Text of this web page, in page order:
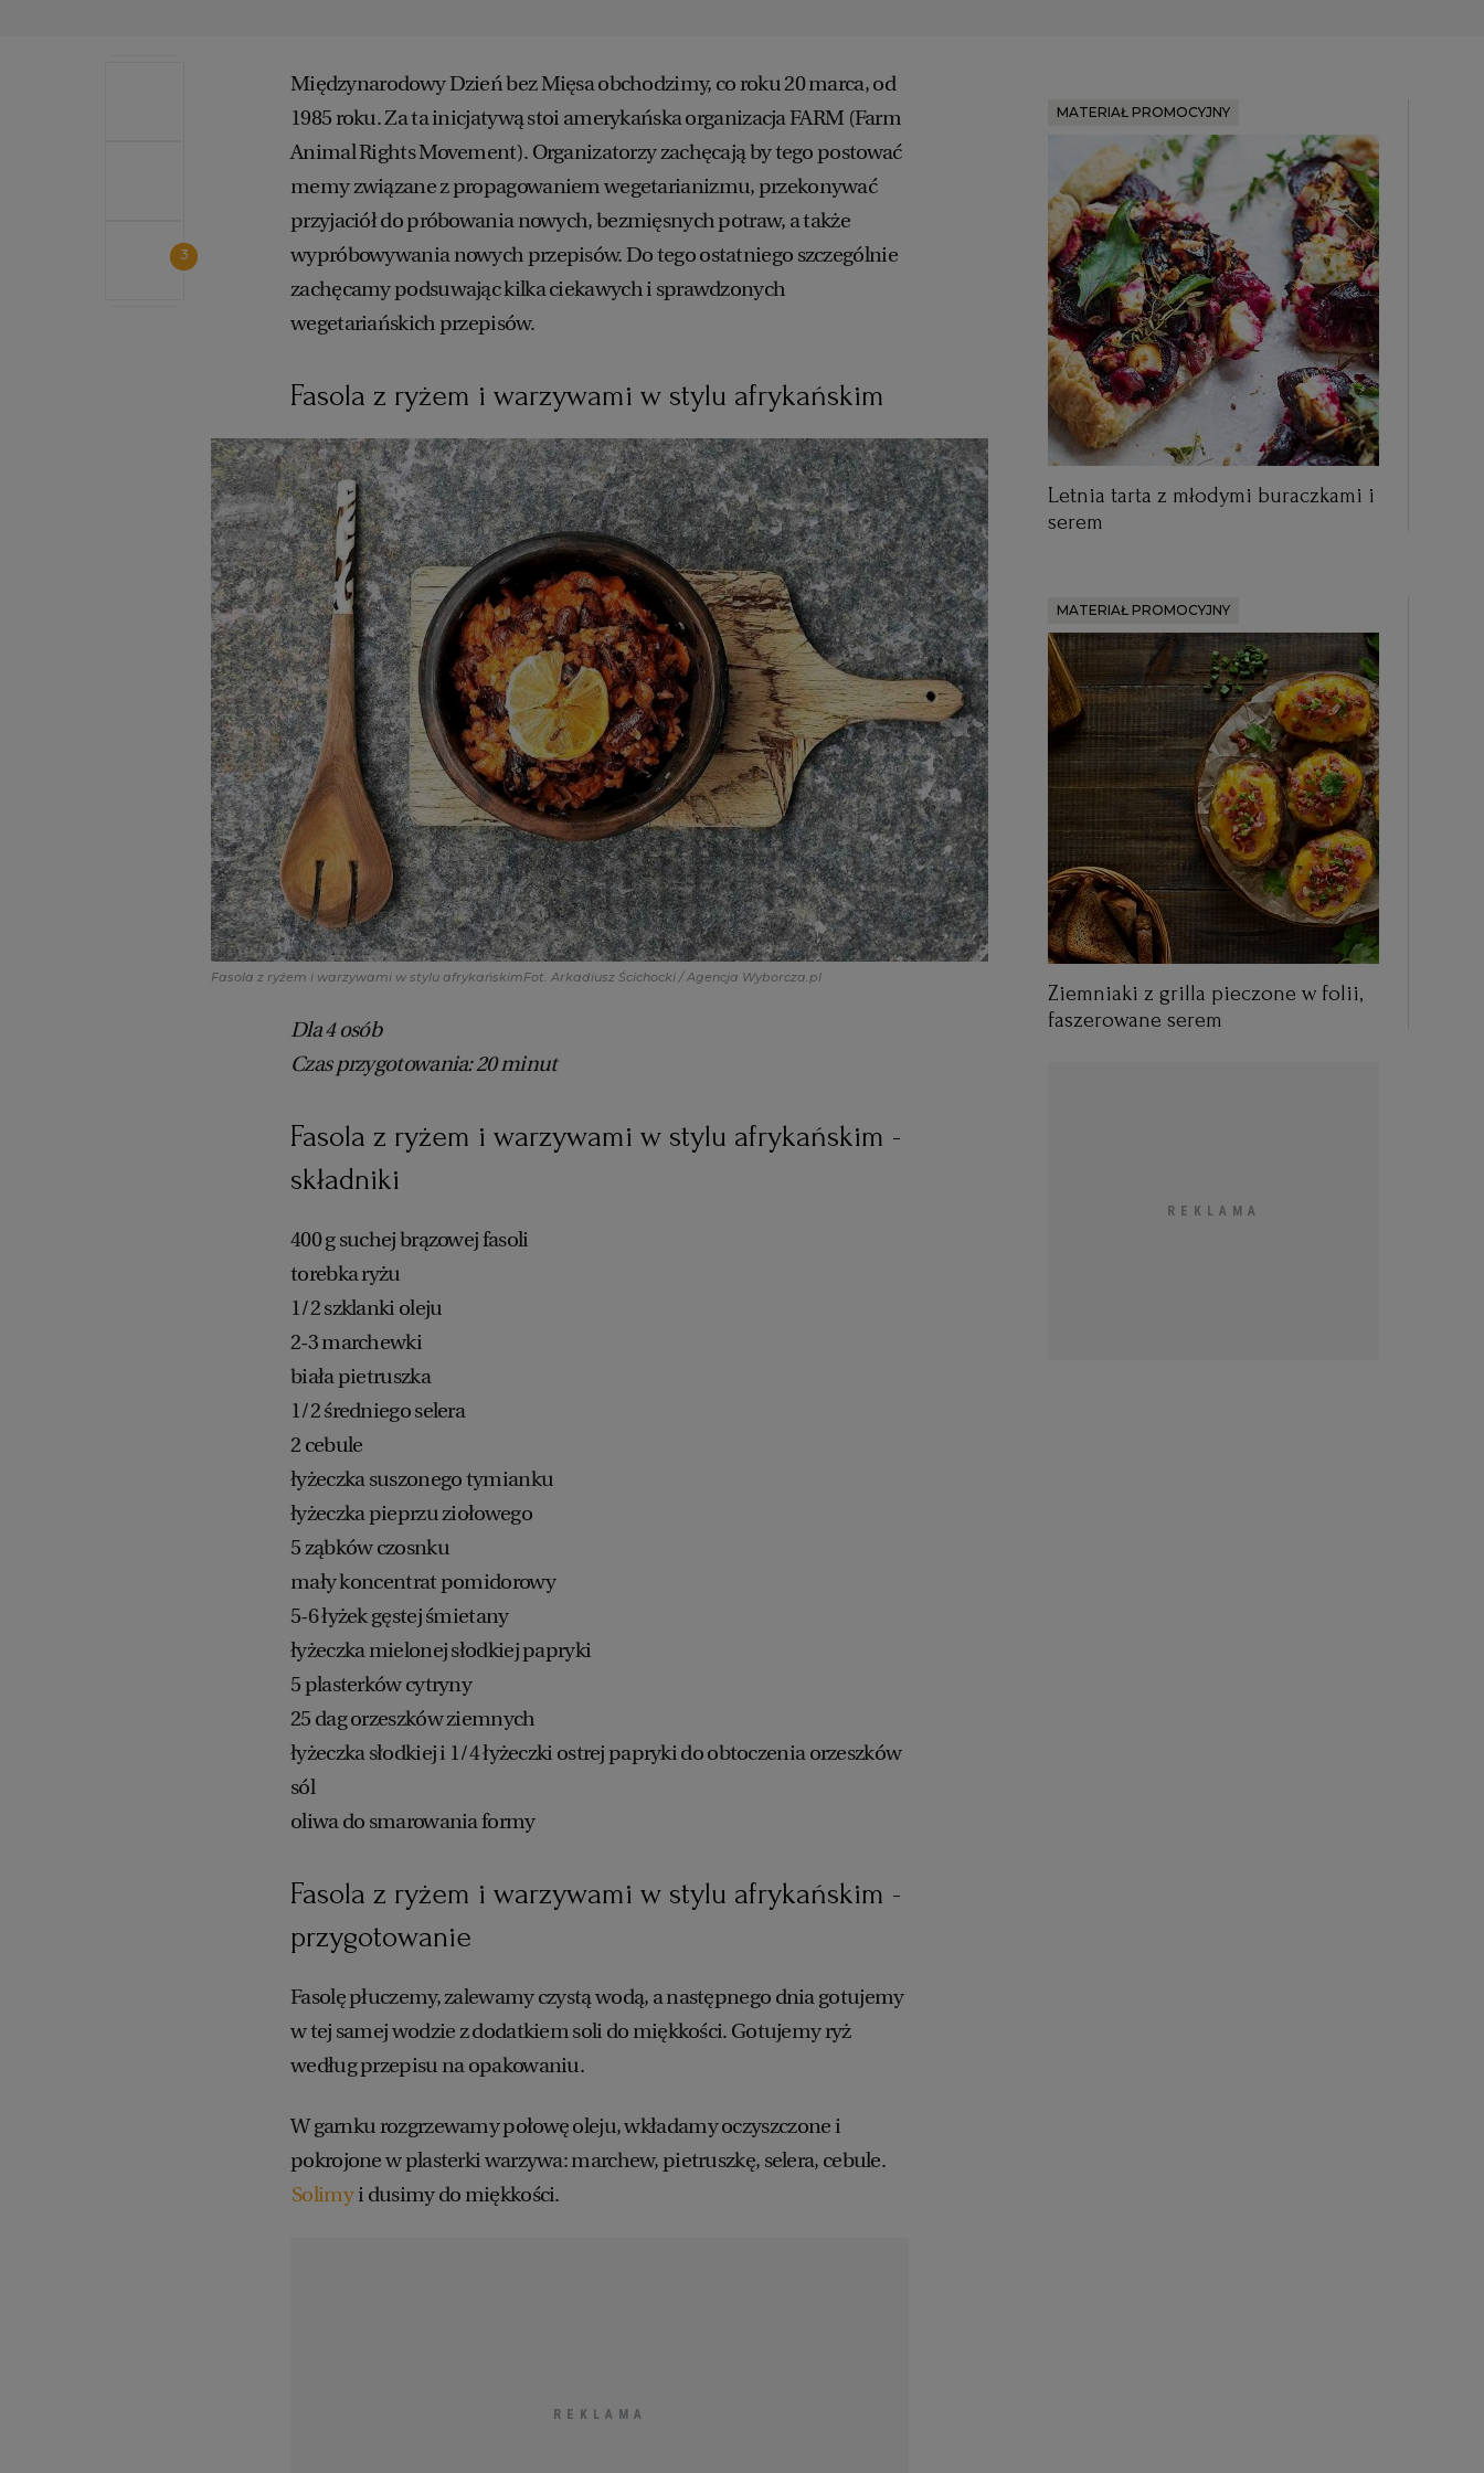
Międzynarodowy Dzień bez Mięsa obchodzimy, co roku 20 marca, od
1985 roku. Za ta inicjatywą stoi amerykańska organizacja FARM (Farm
Animal Rights Movement). Organizatorzy zachęcają by tego postować
memy związane z propagowaniem wegetarianizmu, przekonywać
przyjaciół do próbowania nowych, bezmięsnych potraw, a także
wypróbowywania nowych przepisów. Do tego ostatniego szczególnie
zachęcamy podsuwając kilka ciekawych i sprawdzonych
wegetariańskich przepisów.
Fasola z ryżem i warzywami w stylu afrykańskim
Fasola z ryżem i warzywami w stylu afrykańskimFot. Arkadiusz Ścichocki / Agencja Wyborcza.pl
Dla 4 osób
Czas przygotowania: 20 minut
Fasola z ryżem i warzywami w stylu afrykańskim -
składniki
400 g suchej brązowej fasoli
torebka ryżu
1/2 szklanki oleju
2-3 marchewki
biała pietruszka
1/2 średniego selera
2 cebule
łyżeczka suszonego tymianku
łyżeczka pieprzu ziołowego
5 ząbków czosnku
mały koncentrat pomidorowy
5-6 łyżek gęstej śmietany
łyżeczka mielonej słodkiej papryki
5 plasterków cytryny
25 dag orzeszków ziemnych
łyżeczka słodkiej i 1/4 łyżeczki ostrej papryki do obtoczenia orzeszków
sól
oliwa do smarowania formy
Fasola z ryżem i warzywami w stylu afrykańskim -
przygotowanie
Fasolę płuczemy, zalewamy czystą wodą, a następnego dnia gotujemy
w tej samej wodzie z dodatkiem soli do miękkości. Gotujemy ryż
według przepisu na opakowaniu.
W garnku rozgrzewamy połowę oleju, wkładamy oczyszczone i
pokrojone w plasterki warzywa: marchew, pietruszkę, selera, cebule.
Solimyi dusimy do miękkości.
3
MATERIAŁ PROMOCYJNY
Letnia tarta z młodymi buraczkami i
serem
MATERIAŁ PROMOCYJNY
Ziemniaki z grilla pieczone w folii,
faszerowane serem